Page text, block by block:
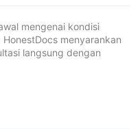
mengenai kondisi
menyarankan
langsung dengan